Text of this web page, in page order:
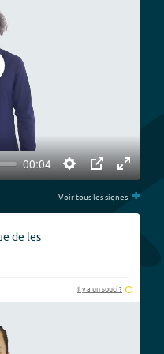
00:04
Settings
PIP
Enter
Voir tous les signes +
de les
Il y a un souci ?